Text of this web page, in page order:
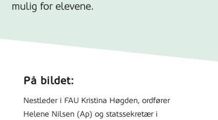
mulig for elevene.
På bildet:
Nestleder i FAU Kristina Høgden, ordfører
Helene Nilsen (Ap) og statssekretær i